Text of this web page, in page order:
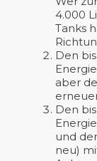
4.000
Tanks
Den
aber
Den
und
neu)